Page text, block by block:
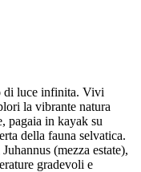
di luce infinita. Vivi
la vibrante natura
pagaia in kayak su
della fauna selvatica.
(mezza estate),
gradevoli e